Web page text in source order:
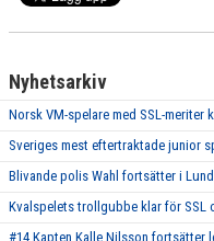
Nyhetsarkiv
Norsk VM-spelare med SSL-meriter
Sveriges mest eftertraktade junior
Blivande polis Wahl fortsätter i
Kvalspelets trollgubbe klar för SSL
#14 Kapten Kalle Nilsson fortsätter